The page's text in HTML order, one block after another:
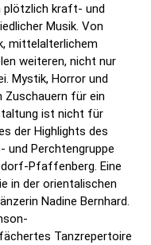
plötzlich kraft- und
Musik. Von
mittelalterlichem
weiteren, nicht nur
Mystik, Horror und
Zuschauern für ein
ist nicht für
der Highlights des
und Perchtengruppe
Pfaffenberg. Eine
in der orientalischen
Nadine Bernhard.
Tanzrepertoire